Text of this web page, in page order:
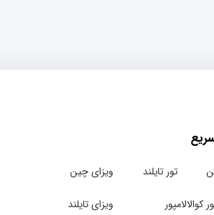
تور تایلند
کوالالامپور
ویزای چین
ویزای تایلند